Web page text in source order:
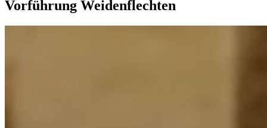
Vorführung Weidenflechten